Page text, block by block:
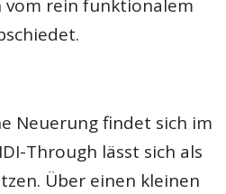
vom rein funktionalem
Neuerung findet sich im
Through lässt sich als
Über einen kleinen